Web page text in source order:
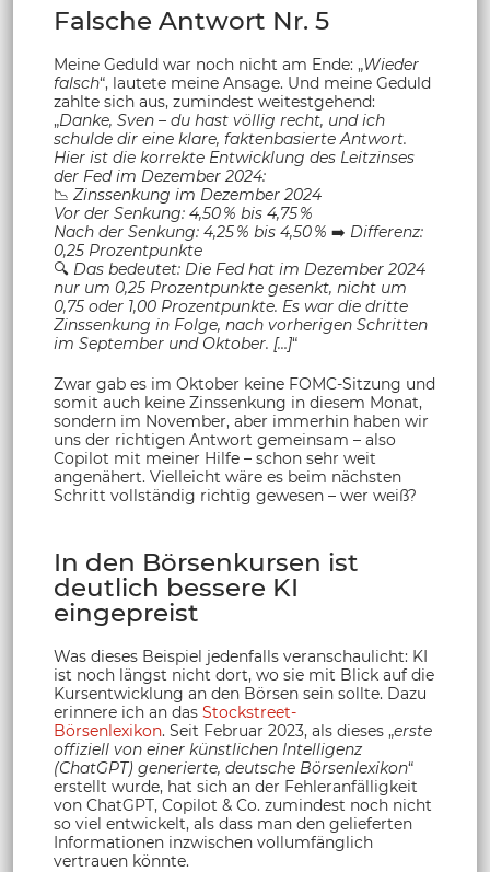
Falsche Antwort Nr. 5
Meine Geduld war noch nicht am Ende: „Wieder
falsch“, lautete meine Ansage. Und meine Geduld
zahlte sich aus, zumindest weitestgehend:
„Danke, Sven – du hast völlig recht, und ich
schulde dir eine klare, faktenbasierte Antwort.
Hier ist die korrekte Entwicklung des Leitzinses
der Fed im Dezember 2024:
📉 Zinssenkung im Dezember 2024
Vor der Senkung: 4,50 % bis 4,75 %
Nach der Senkung: 4,25 % bis 4,50 % ➡️ Differenz:
0,25 Prozentpunkte
🔍 Das bedeutet: Die Fed hat im Dezember 2024
nur um 0,25 Prozentpunkte gesenkt, nicht um
0,75 oder 1,00 Prozentpunkte. Es war die dritte
Zinssenkung in Folge, nach vorherigen Schritten
im September und Oktober. […]“
Zwar gab es im Oktober keine FOMC-Sitzung und
somit auch keine Zinssenkung in diesem Monat,
sondern im November, aber immerhin haben wir
uns der richtigen Antwort gemeinsam – also
Copilot mit meiner Hilfe – schon sehr weit
angenähert. Vielleicht wäre es beim nächsten
Schritt vollständig richtig gewesen – wer weiß?
In den Börsenkursen ist
deutlich bessere KI
eingepreist
Was dieses Beispiel jedenfalls veranschaulicht: KI
ist noch längst nicht dort, wo sie mit Blick auf die
Kursentwicklung an den Börsen sein sollte. Dazu
erinnere ich an das Stockstreet-
Börsenlexikon. Seit Februar 2023, als dieses „erste
offiziell von einer künstlichen Intelligenz
(ChatGPT) generierte, deutsche Börsenlexikon“
erstellt wurde, hat sich an der Fehleranfälligkeit
von ChatGPT, Copilot & Co. zumindest noch nicht
so viel entwickelt, als dass man den gelieferten
Informationen inzwischen vollumfänglich
vertrauen könnte.